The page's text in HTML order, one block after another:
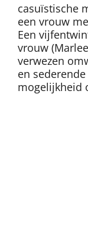
casuïstische
een vrouw
Een
vrouw
verwezen
en
mogelijkheid